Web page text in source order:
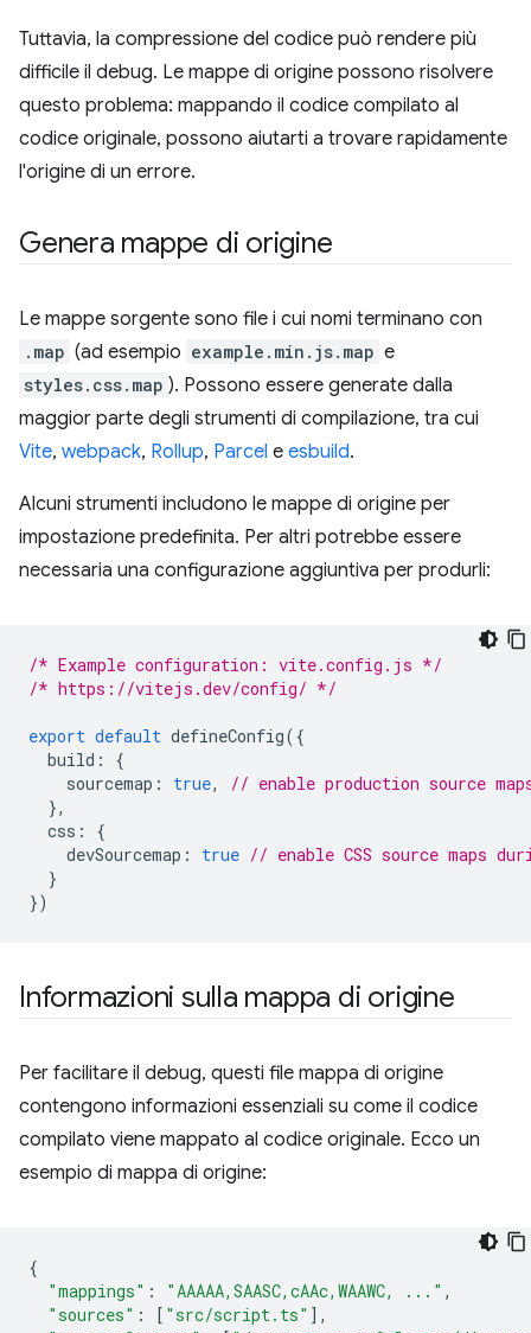
Tuttavia, la compressione del codice può rendere più
difficile il debug. Le mappe di origine possono risolvere
questo problema: mappando il codice compilato al
codice originale, possono aiutarti a trovare rapidamente
l'origine di un errore.
Genera mappe di origine
Le mappe sorgente sono file i cui nomi terminano con
.map (ad esempio example.min.js.map e
styles.css.map ). Possono essere generate dalla
maggior parte degli strumenti di compilazione, tra cui
Vite, webpack, Rollup, Parcel e esbuild.
Alcuni strumenti includono le mappe di origine per
impostazione predefinita. Per altri potrebbe essere
necessaria una configurazione aggiuntiva per produrli:
/* Example configuration: vite.config.js */
/* https://vitejs.dev/config/ */
export default defineConfig({
build :
{
sourcemap : true,
// enable production source
},
css :
{
devSourcemap : true // enable CSS source maps
}
})
Informazioni sulla mappa di origine
Per facilitare il debug, questi file mappa di origine
contengono informazioni essenziali su come il codice
compilato viene mappato al codice originale. Ecco un
esempio di mappa di origine:
{
"mappings" : "AAAAA,SAASC,cAAc,WAAWC, ..." ,
"sources" : [ "src/script.ts" ],